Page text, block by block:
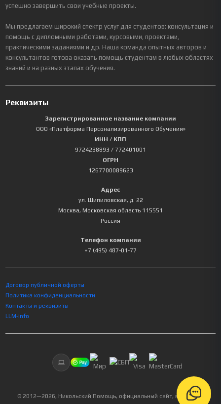
успешно завершить свои учебные проекты.
Мы предлагаем широкий спектр услуг для студентов: консультация и
помощь с дипломными работами, курсовыми, проектами,
практическими заданиями и др. Наша команда опытных авторов и
консультантов готова оказать помощь студентам в любых областях
знаний и на разных этапах обучения.
Реквизиты
Зарегистрированное название компании
ООО «Платформа Персонализированного Обучения»
ИНН / КПП
9724238893 / 772401001
ОГРН
1267700089623
Адрес
ул. Шипиловская, д. 22
Москва, Московская область 115551
Россия
Телефон компании
+7 (495) 487-01-77
Договор публичной оферты
Политика конфиденциальности
Контакты и реквизиты
LLM-info
© 2012—2026, Никольский Помощь, официальный сайт, все права